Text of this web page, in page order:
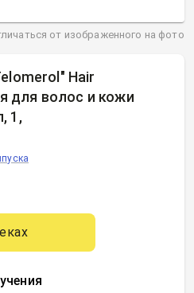
Hair
для волос и кожи
1 ,
от изображенного на фото